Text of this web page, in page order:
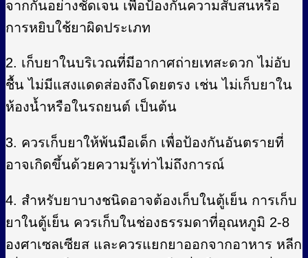
จากกันอย่างชัดเจน เพื่อป้องกันความสับสนหรือ
การหยิบใช้ยาผิดประเภท
2. เก็บยาในบริเวณที่มีอากาศถ่ายเทสะดวก ไม่อับ
ชื้น ไม่มีแสงแดดส่องถึงโดยตรง เช่น ไม่เก็บยาใน
ห้องน้ำหรือในรถยนต์ เป็นต้น
3. ควรเก็บยาให้พ้นมือเด็ก เพื่อป้องกันอันตรายที่
อาจเกิดขึ้นด้วยความรู้เท่าไม่ถึงการณ์
4. สำหรับยาบางชนิดอาจต้องเก็บในตู้เย็น การเก็บ
ยาในตู้เย็น ควรเก็บในช่องธรรมดาที่อุณหภูมิ 2-8
องศาเซลเซียส และควรแยกยาออกจากอาหาร หลีก